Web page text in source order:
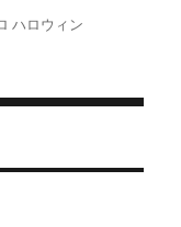
ハロウィン